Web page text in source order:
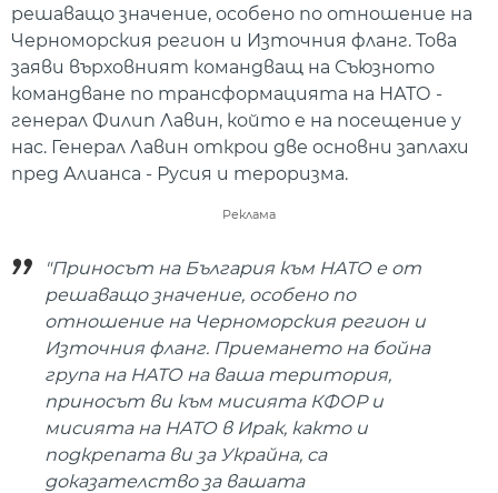
решаващо значение, особено по отношение на
Черноморския регион и Източния фланг. Това
заяви върховният командващ на Съюзното
командване по трансформацията на НАТО -
генерал Филип Лавин, който е на посещение у
нас. Генерал Лавин открои две основни заплахи
пред Алианса - Русия и тероризма.
Реклама
"Приносът на България към НАТО е от
решаващо значение, особено по
отношение на Черноморския регион и
Източния фланг. Приемането на бойна
група на НАТО на ваша територия,
приносът ви към мисията КФОР и
мисията на НАТО в Ирак, както и
подкрепата ви за Украйна, са
доказателство за вашата